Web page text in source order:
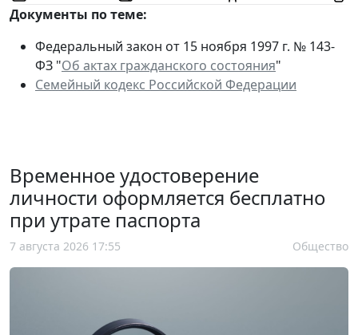
Документы по теме:
Федеральный закон от 15 ноября 1997 г. № 143-
ФЗ "Об актах гражданского состояния"
Семейный кодекс Российской Федерации
Временное удостоверение
личности оформляется бесплатно
при утрате паспорта
7 августа 2026 17:55 Общество